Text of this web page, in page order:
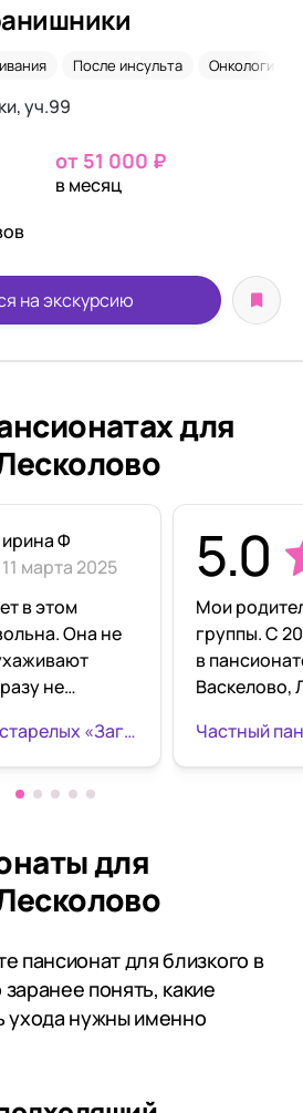
После инсульта Онкология
уч.99
от 51 000 ₽
в месяц
на экскурсию
для
ирина Ф
11 марта 2025
в этом
Она не
не
общем, я
огромное!
Частный дом престарелых «Загородное» в Токсово
5.0
Мои
группы. С 2020 года проживают
в
Васкелово,
инвалидов.
местной
который
пансионата. Бывают
для
пансионат для близкого в
понять, какие
ухода нужны именно